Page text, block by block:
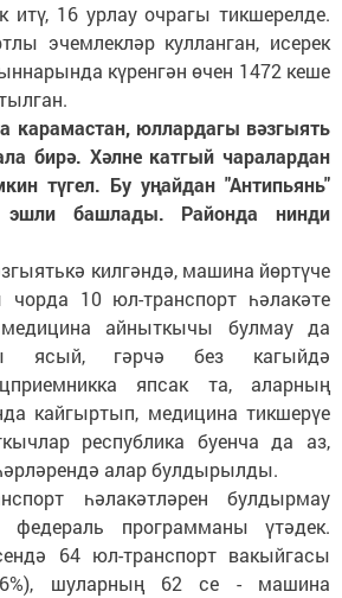
итү, 16 урлау очрагы тикшерелде.
эчемлекләр кулланган, исерек
күренгән өчен 1472 кеше
карамастан, юллардагы вәзгыять
бирә. Хәлне катгый чаралардан
түгел. Бу уңайдан "Антипьянь"
эшли башлады. Районда нинди
килгәндә, машина йөртүче
10 юл-транспорт һәлакәте
айныткычы булмау да
ясый, гәрчә без кагыйдә
япсак та, аларның
кайгыртып, медицина тикшерүе
республика буенча да аз,
алар булдырылды.
һәлакәтләрен булдырмау
федераль программаны үтәдек.
64 юл-транспорт вакыйгасы
шуларның 62 се - машина